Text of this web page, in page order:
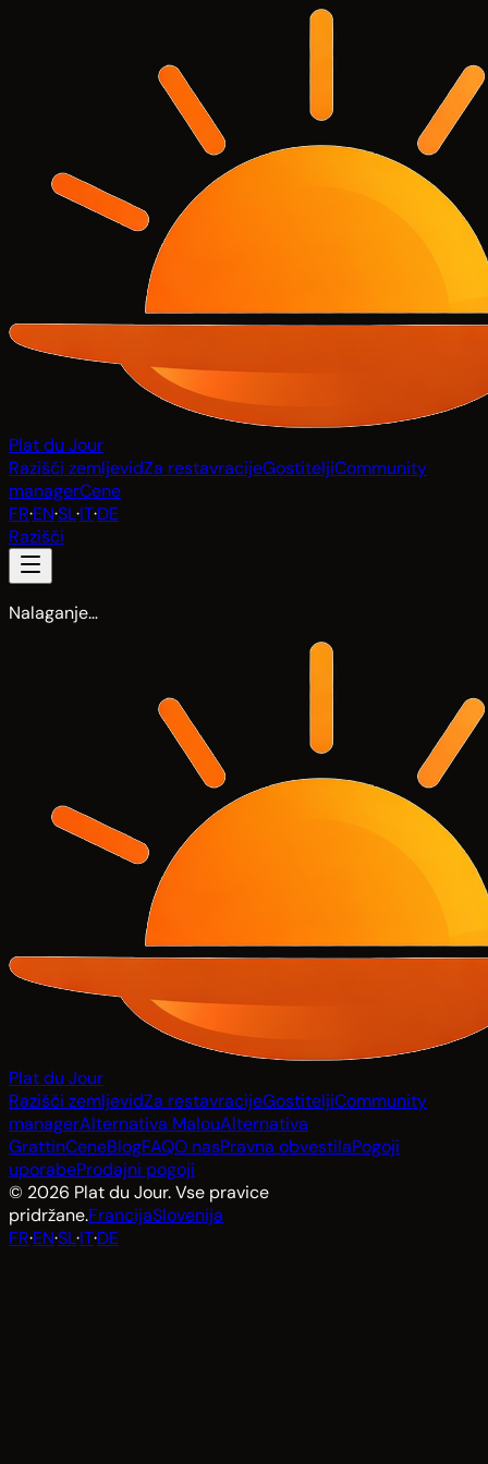
Plat du Jour
Razišči zemljevidZa restavracijeGostiteljiCommunity
managerCene
FR·EN·SL·IT·DE
Razišči
Nalaganje…
Plat du Jour
Razišči zemljevidZa restavracijeGostiteljiCommunity
managerAlternativa MalouAlternativa
GrattinCeneBlogFAQO nasPravna obvestilaPogoji
uporabeProdajni pogoji
© 2026 Plat du Jour. Vse pravice
pridržane.FrancijaSlovenija
FR·EN·SL·IT·DE